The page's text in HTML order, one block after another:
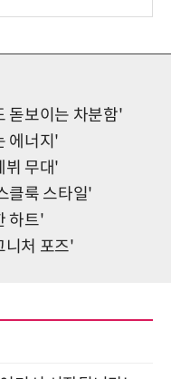
돋보이는 차분함'
에너지'
뷔 무대'
클룩 스타일'
하트'
니처 포즈'